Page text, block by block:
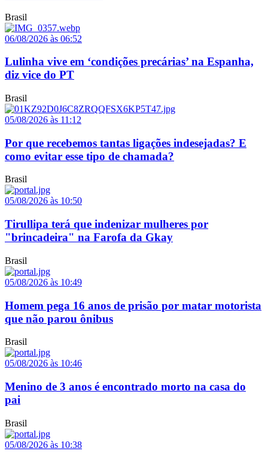
Brasil
06/08/2026 às 06:52
Lulinha vive em ‘condições precárias’ na Espanha,
diz vice do PT
Brasil
05/08/2026 às 11:12
Por que recebemos tantas ligações indesejadas? E
como evitar esse tipo de chamada?
Brasil
05/08/2026 às 10:50
Tirullipa terá que indenizar mulheres por
"brincadeira" na Farofa da Gkay
Brasil
05/08/2026 às 10:49
Homem pega 16 anos de prisão por matar motorista
que não parou ônibus
Brasil
05/08/2026 às 10:46
Menino de 3 anos é encontrado morto na casa do
pai
Brasil
05/08/2026 às 10:38